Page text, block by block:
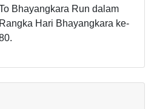
Bhayangkara Run dalam
Rangka Hari Bhayangkara ke-